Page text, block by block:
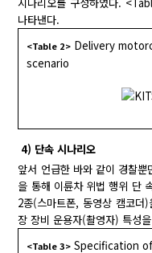
나타낸다.
<Table 2> Delivery
scenario
4) 단속 시나리오
앞서 언급한 바와 같이 경찰
을 통해 이륜차 위법 행위 단
2종(스마트폰, 동영상 캠코더
장 장비 운용자(촬영자) 특성
<Table 3> Specification